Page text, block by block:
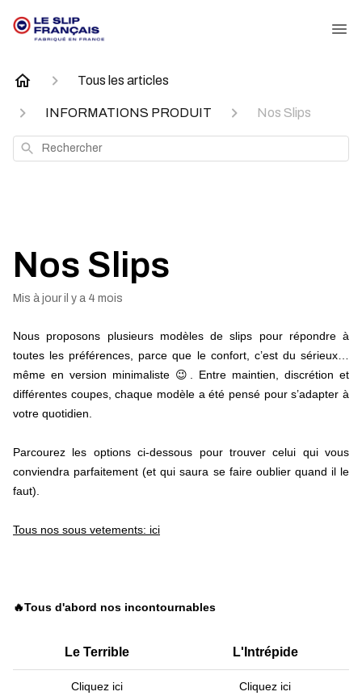
Tous les articles
INFORMATIONS PRODUIT Nos Slips
Rechercher
Nos Slips
Mis à jour il y a 4 mois
Nous proposons plusieurs modèles de slips pour répondre à
toutes les préférences, parce que le confort, c’est du sérieux…
même en version minimaliste 😉. Entre maintien, discrétion et
différentes coupes, chaque modèle a été pensé pour s’adapter à
votre quotidien.
Parcourez les options ci-dessous pour trouver celui qui vous
conviendra parfaitement (et qui saura se faire oublier quand il le
faut).
Tous nos sous vetements: ici
🔥Tous d'abord nos incontournables
Le Terrible L'Intrépide
Cliquez ici Cliquez ici